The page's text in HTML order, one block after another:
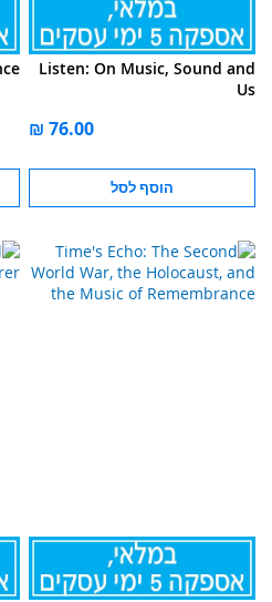
Listen: On Music, Sound and
Us
הוסף לסל